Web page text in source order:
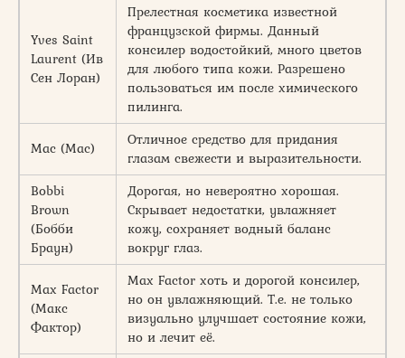
Yves Saint
Laurent (Ив
Сен Лоран)
Прелестная косметика известной
французской фирмы. Данный
консилер водостойкий, много цветов
для любого типа кожи. Разрешено
пользоваться им после химического
пилинга.
Mac (Мас)
Отличное средство для придания
глазам свежести и выразительности.
Bobbi
Brown
(Бобби
Браун)
Дорогая, но невероятно хорошая.
Скрывает недостатки, увлажняет
кожу, сохраняет водный баланс
вокруг глаз.
Max Factor
(Макс
Фактор)
Max Factor хоть и дорогой консилер,
но он увлажняющий. Т.е. не только
визуально улучшает состояние кожи,
но и лечит её.